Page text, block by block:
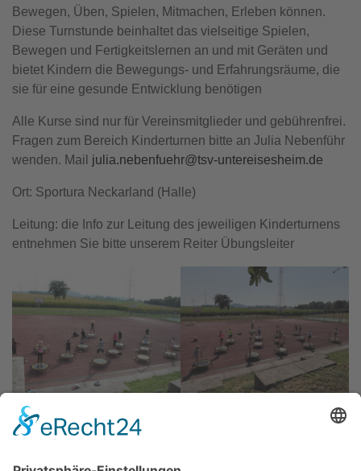
Bewegen, Üben, Spielen, Mitmachen, Erleben können.
Diese Turnstunde beinhaltet das vielseitige Spielen,
Bewegen und Fertigkeitslernen an und mit Geräten und
bietet Kindern die Bewegungs- und Erfahrungsräume, die
sie für eine gesunde Entwicklung benötigen
Alle Kurse sind nur für Vereinsmitglieder und gebührenfrei.
Fragen zum Bereich Kinderturnen bitte an Julia Nebenführ
wenden. Mail julia.nebenfuehr@tsv-untereisesheim.de
Ort: Sportura Neckarland (Halle)
Leitung: die Info zur Leitung des jeweiligen Kinderturnens
entnehmen Sie bitte unserem Reiter Übungsleiter